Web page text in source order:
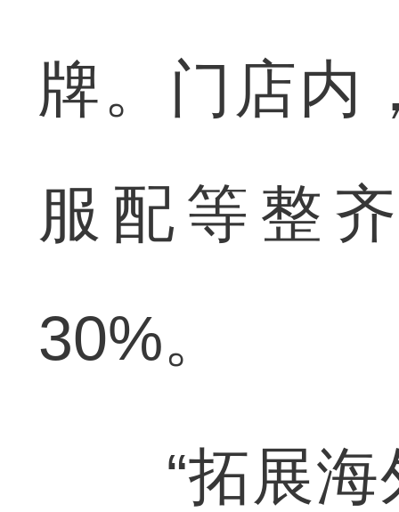
牌。门店内
服配等整
30%。
“拓展海